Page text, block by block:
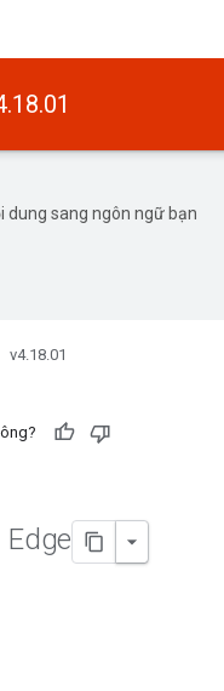
dung sang ngôn ngữ bạn
v4.18.01